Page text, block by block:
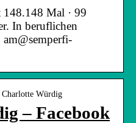
Mal · 99
In beruflichen
Würdig
– Facebook